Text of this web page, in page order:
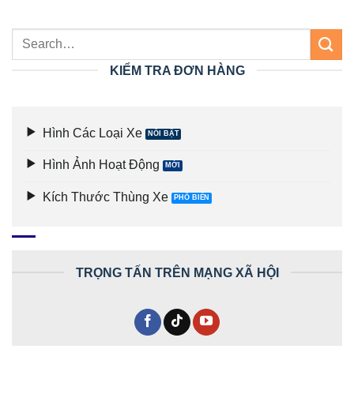
KIỂM TRA ĐƠN HÀNG
Hình Các Loại Xe
Hình Ảnh Hoạt Động
Kích Thước Thùng Xe
TRỌNG TẤN TRÊN MẠNG XÃ HỘI